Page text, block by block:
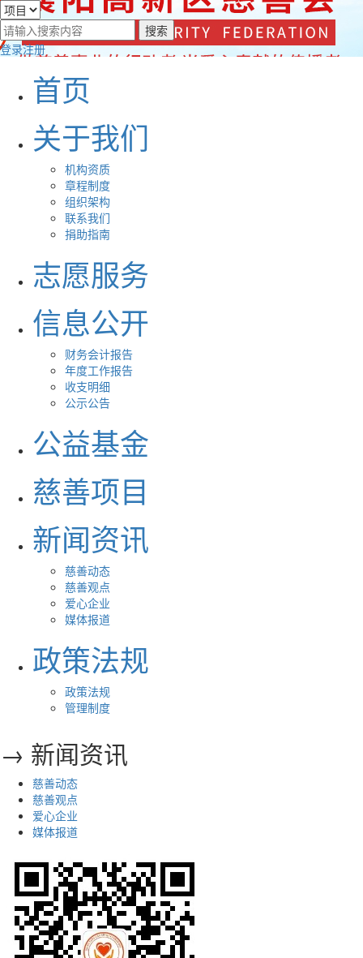
登录注册
首页
关于我们
机构资质
章程制度
组织架构
联系我们
捐助指南
志愿服务
信息公开
财务会计报告
年度工作报告
收支明细
公示公告
公益基金
慈善项目
新闻资讯
慈善动态
慈善观点
爱心企业
媒体报道
政策法规
政策法规
管理制度
→ 新闻资讯
慈善动态
慈善观点
爱心企业
媒体报道